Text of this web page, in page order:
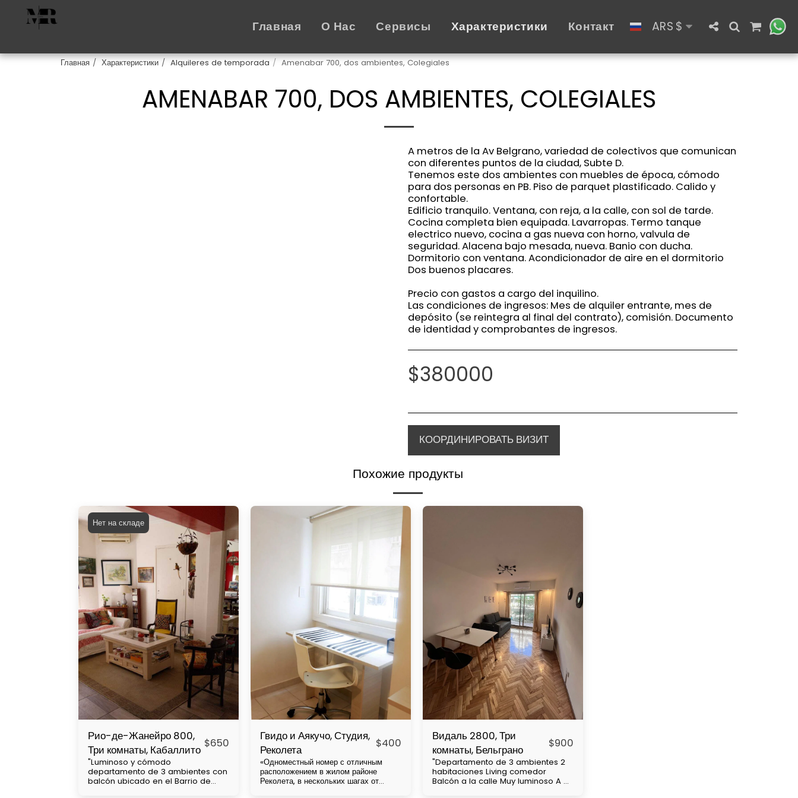
Главная О Нас Сервисы Характеристики Контакт ARS $
Главная Характеристики Alquileres de temporada Amenabar 700, dos ambientes, Colegiales
AMENABAR 700, DOS AMBIENTES, COLEGIALES
A metros de la Av Belgrano, variedad de colectivos que comunican
con diferentes puntos de la ciudad, Subte D.
Tenemos este dos ambientes con muebles de época, cómodo
para dos personas en PB. Piso de parquet plastificado. Calido y
confortable.
Edificio tranquilo. Ventana, con reja, a la calle, con sol de tarde.
Cocina completa bien equipada. Lavarropas. Termo tanque
electrico nuevo, cocina a gas nueva con horno, valvula de
seguridad. Alacena bajo mesada, nueva. Banio con ducha.
Dormitorio con ventana. Acondicionador de aire en el dormitorio
Dos buenos placares.
Precio con gastos a cargo del inquilino.
Las condiciones de ingresos: Mes de alquiler entrante, mes de
depósito (se reintegra al final del contrato), comisión. Documento
de identidad y comprobantes de ingresos.
$380000
КООРДИНИРОВАТЬ ВИЗИТ
Похожие продукты
Нет на складе
Рио-де-Жанейро 800,
Три комнаты, Кабаллито $650
"Luminoso y cómodo
departamento de 3 ambientes con
balcón ubicado en el Barrio de
Гвидо и Аякучо, Студия,
Реколета
$400
«Одноместный номер с отличным
расположением в жилом районе
Реколета, в нескольких шагах от
Видаль 2800, Три
комнаты, Бельграно
$900
"Departamento de 3 ambientes 2
habitaciones Living comedor
Balcón a la calle Muy luminoso A 4